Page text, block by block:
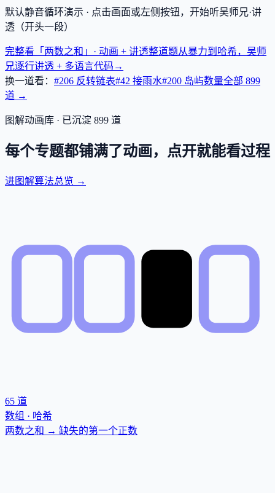
默认静音循环演示 · 点击画面或左侧按钮，开始听吴师兄·讲
透（开头一段）
完整看「两数之和」· 动画 + 讲透整道题从暴力到哈希，吴师
兄逐行讲透 + 多语言代码 →
换一道看： #206 反转链表#42 接雨水#200 岛屿数量全部 899
道 →
图解动画库 · 已沉淀 899 道
每个专题都铺满了动画，点开就能看过程
进图解算法总览 →
65 道
数组 · 哈希
两数之和 → 缺失的第一个正数